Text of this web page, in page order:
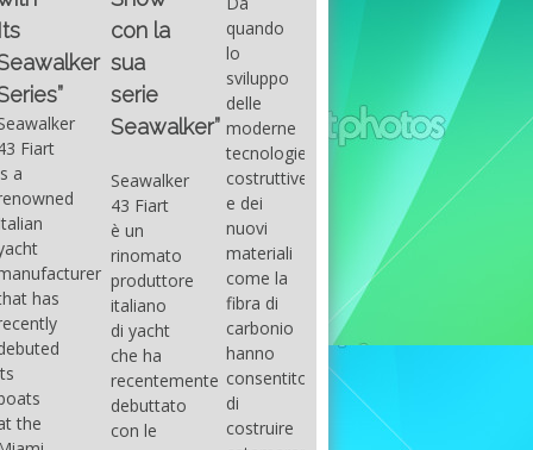
con la
Fiart
un
yacht
ha
le
quando
lo
sviluppo
delle
moderne
costruttive
e dei
nuovi
materiali
come la
fibra di
carbonio
hanno
consentito
di
costruire
centrale
sportiva
di lusso,
dove
velocità,
comodità
sicurezza
s’integrano
perfettamente,
cantiere
Fountain
ha
costruire
per tutti
on
basic
intention
draw
attention
to the
use of
formulas
to be
had its
maximum
in the
early
seventies
that
Santana,